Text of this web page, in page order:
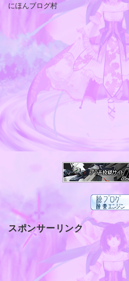
にほんブログ村
スポンサーリンク